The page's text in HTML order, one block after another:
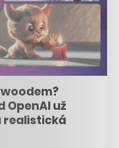
OpenAI už
realistická